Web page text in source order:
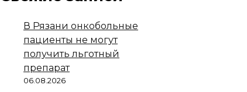
В Рязани онкобольные
пациенты не могут
получить льготный
препарат
06.08.2026